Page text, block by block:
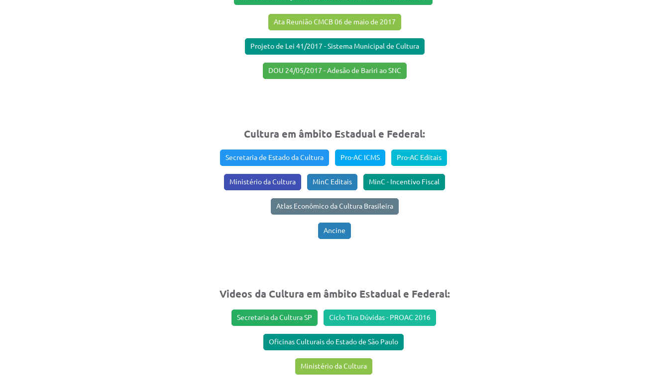
Ata Reunião CMCB 06 de maio de 2017
Projeto de Lei 41/2017 - Sistema Municipal de Cultura
DOU 24/05/2017 - Adesão de Bariri ao SNC
Cultura em âmbito Estadual e Federal:
Secretaria de Estado da Cultura Pro-AC ICMS Pro-AC Editais
Ministério da Cultura MinC Editais MinC - Incentivo Fiscal
Atlas Econômico da Cultura Brasileira
Ancine
Videos da Cultura em âmbito Estadual e Federal:
Secretaria da Cultura SP Ciclo Tira Dúvidas - PROAC 2016
Oficinas Culturais do Estado de São Paulo
Ministério da Cultura